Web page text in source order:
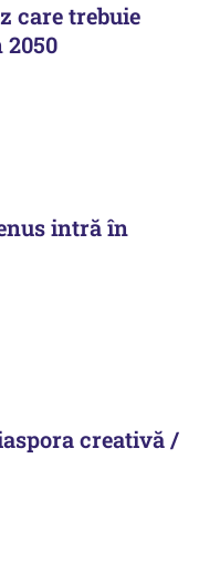
care trebuie
2050
intră în
creativă /